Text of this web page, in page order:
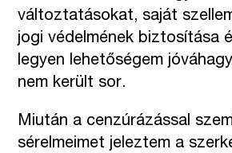
változtatásokat, saját
jogi védelmének biztosítása
legyen lehetőségem
nem került sor.
Miután a cenzúrázással
sérelmeimet jeleztem a